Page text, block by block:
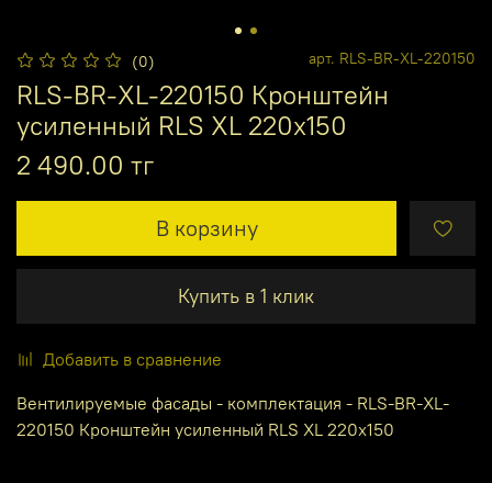
(0) арт. RLS-BR-XL-220150
RLS-BR-XL-220150 Кронштейн
усиленный RLS XL 220x150
2 490.00 тг
В корзину
Купить в 1 клик
Добавить в сравнение
Вентилируемые фасады - комплектация - RLS-BR-XL-
220150 Кронштейн усиленный RLS XL 220x150